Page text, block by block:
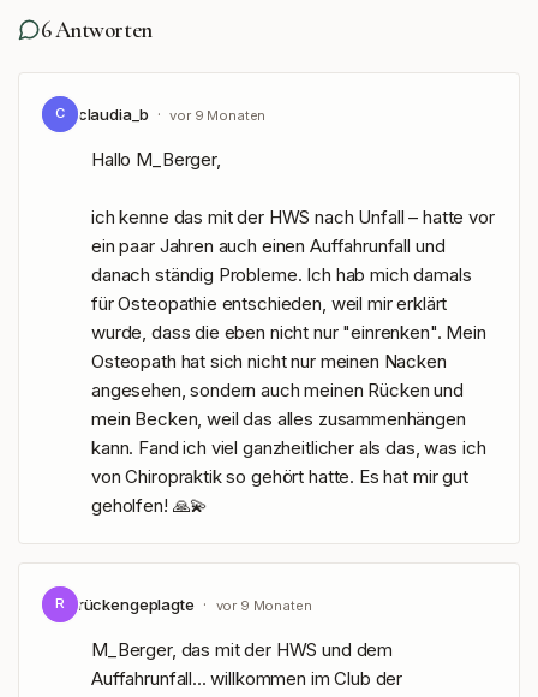
6Antworten
C claudia_b · vor 9 Monaten
Hallo M_Berger,
ich kenne das mit der HWS nach Unfall – hatte vor
ein paar Jahren auch einen Auffahrunfall und
danach ständig Probleme. Ich hab mich damals
für Osteopathie entschieden, weil mir erklärt
wurde, dass die eben nicht nur "einrenken". Mein
Osteopath hat sich nicht nur meinen Nacken
angesehen, sondern auch meinen Rücken und
mein Becken, weil das alles zusammenhängen
kann. Fand ich viel ganzheitlicher als das, was ich
von Chiropraktik so gehört hatte. Es hat mir gut
geholfen! 🙏💫
R rückengeplagte · vor 9 Monaten
M_Berger, das mit der HWS und dem
Auffahrunfall... willkommen im Club der